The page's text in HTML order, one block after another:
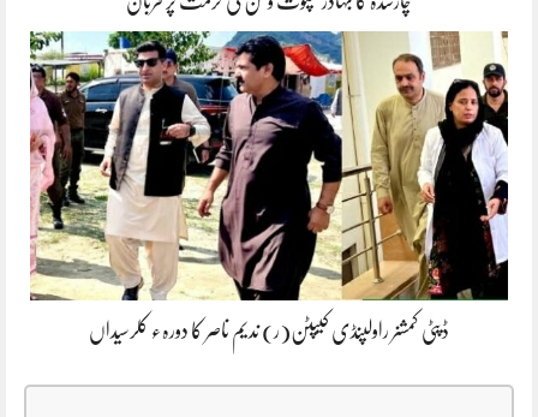
ڈپٹی کمشنر راولپنڈی کیپٹن(ر) ندیم ناصر کا دورہء کلرسیداں